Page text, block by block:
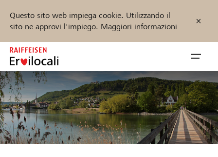
Questo sito web impiega cookie. Utilizzando il
sito ne approvi l'impiego. Maggiori informazioni
Zum
Inhalt
springen
öffnen
Trova progetti e organizzazioni
Inizia ora